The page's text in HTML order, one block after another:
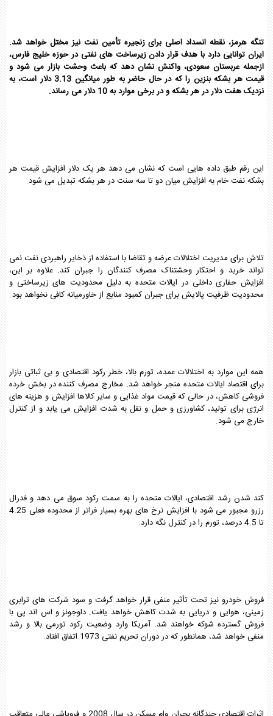
تنگه هرمز، نقطه انسداد اصلی برای زنجیره تأمین نفت نیز مختل خواهد شد.
ایران توانایی دارد با هدف قرار دادن زیرساخت های نفتی در حوزه خلیج فارس،
ازجمله عربستان سعودی، واکنش نشان دهد که باعث وحشت بازار می شود و
قیمت هر بشکه بنزین را که در حال حاضر به طور میانگین 3.13 دلار است، به
نزدیک هفت دلار در هر بشکه و در برخی موارد به 10 دلار می رساند.
این رقم طبق داده هایی است که نشان می دهد هر یک دلار افزایش قیمت هر
بشکه نفت خام به افزایش میان دو تا سه سنت در هر بشکه تبدیل می شود.
تلاش برای مدیریت اختلالات عرضه و تقاضا با استفاده از ذخایر راهبردی نفت نمی
تواند خرید و احتکار وحشتناک مصرف کنندگان را جبران کند. علاوه بر این،
افزایش حفاری داخلی در ایالات متحده به دلیل محدودیت های زیرساختی و
محدودیت ظرفیت پالایش برای جبران کمبود منابع از خاورمیانه کافی نخواهد بود.
همه این موارد به اختلالات عمده، تورم بالا، خطر رکود اقتصادی و بی ثباتی بازار
برای اقتصاد ایالات متحده منجر خواهد شد. مخارج مصرف کننده در بخش خرده
فروشی کاهش، در حالی که قیمت مواد غذایی و سایر کالاها افزایش و هزینه های
انرژی برای تولید، کشاورزی و حمل و نقل به شدت افزایش می یابد و از کنترل
خارج می شود.
کند شدن رشد اقتصادی، ایالات متحده را به سمت رکود سوق می دهد و فدرال
رزرو مجبور می شود با افزایش نرخ های بهره بسیار فراتر از محدوده فعلی 4.25
تا 4.5 درصد، تورم را در کنترل نگه دارد.
فروش خودرو نیز تحت تأثیر منفی قرار خواهد گرفت و سود شرکت های ترابری
زمینی، هوایی و دریایی به شدت کاهش خواهد یافت. داوجونز و اس اند پی با
فروش گسترده شوکه خواهند شد. آمریکا وارد وضعیت رکود تورمی بالا و رشد
منفی خواهد شد، همانطور که در دوران تحریم نفتی 1973 اتفاق افتاد.